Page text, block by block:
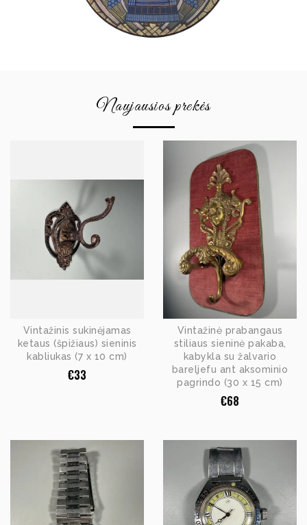
Naujausios prekės
Vintažinis sukinėjamas
ketaus (špižiaus) sieninis
kabliukas (7 x 10 cm)
€33
Vintažinė prabangaus
stiliaus sieninė pakaba,
kabykla su žalvario
bareljefu ant aksominio
pagrindo (30 x 15 cm)
€68